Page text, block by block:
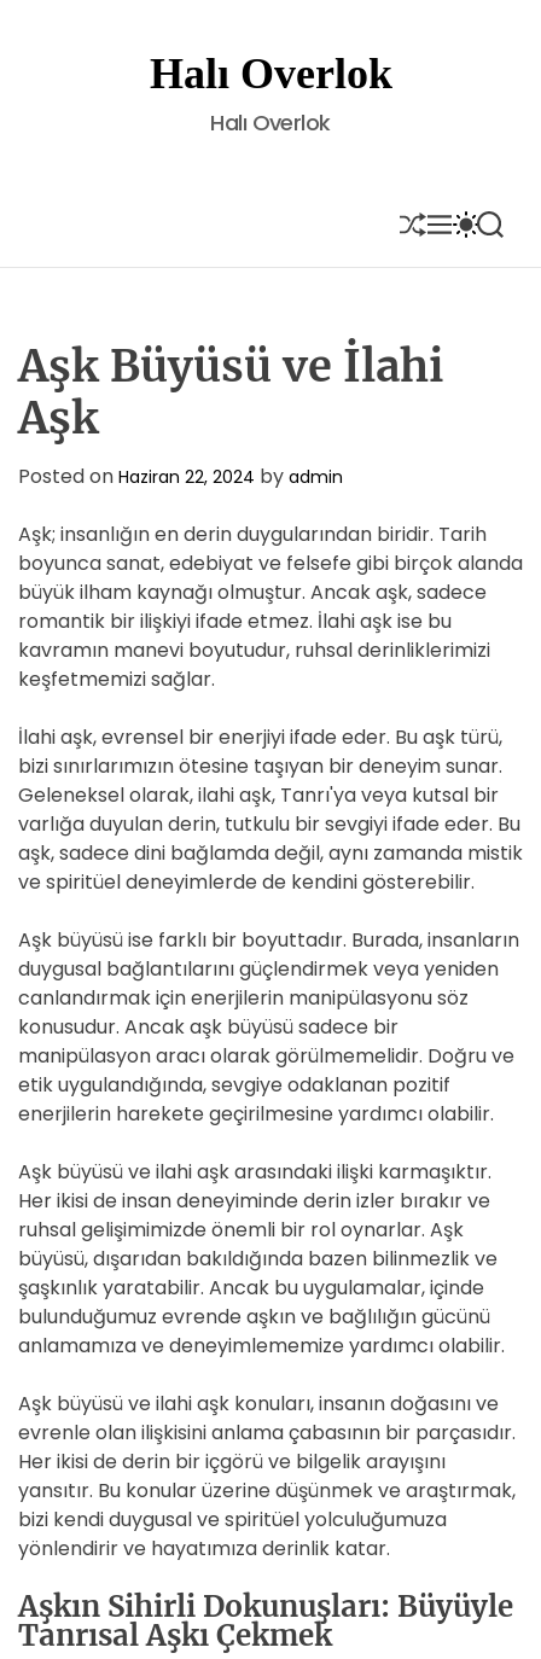
t
Halı Overlok
Halı Overlok
S
H
U
E
M
E
N
S
W
I
E
S
E
A
Aşk Büyüsü ve İlahi
Aşk
Posted on Haziran 22, 2024 by admin
Aşk; insanlığın en derin duygularından biridir. Tarih
boyunca sanat, edebiyat ve felsefe gibi birçok alanda
büyük ilham kaynağı olmuştur. Ancak aşk, sadece
romantik bir ilişkiyi ifade etmez. İlahi aşk ise bu
kavramın manevi boyutudur, ruhsal derinliklerimizi
keşfetmemizi sağlar.
İlahi aşk, evrensel bir enerjiyi ifade eder. Bu aşk türü,
bizi sınırlarımızın ötesine taşıyan bir deneyim sunar.
Geleneksel olarak, ilahi aşk, Tanrı'ya veya kutsal bir
varlığa duyulan derin, tutkulu bir sevgiyi ifade eder. Bu
aşk, sadece dini bağlamda değil, aynı zamanda mistik
ve spiritüel deneyimlerde de kendini gösterebilir.
Aşk büyüsü ise farklı bir boyuttadır. Burada, insanların
duygusal bağlantılarını güçlendirmek veya yeniden
canlandırmak için enerjilerin manipülasyonu söz
konusudur. Ancak aşk büyüsü sadece bir
manipülasyon aracı olarak görülmemelidir. Doğru ve
etik uygulandığında, sevgiye odaklanan pozitif
enerjilerin harekete geçirilmesine yardımcı olabilir.
Aşk büyüsü ve ilahi aşk arasındaki ilişki karmaşıktır.
Her ikisi de insan deneyiminde derin izler bırakır ve
ruhsal gelişimimizde önemli bir rol oynarlar. Aşk
büyüsü, dışarıdan bakıldığında bazen bilinmezlik ve
şaşkınlık yaratabilir. Ancak bu uygulamalar, içinde
bulunduğumuz evrende aşkın ve bağlılığın gücünü
anlamamıza ve deneyimlememize yardımcı olabilir.
Aşk büyüsü ve ilahi aşk konuları, insanın doğasını ve
evrenle olan ilişkisini anlama çabasının bir parçasıdır.
Her ikisi de derin bir içgörü ve bilgelik arayışını
yansıtır. Bu konular üzerine düşünmek ve araştırmak,
bizi kendi duygusal ve spiritüel yolculuğumuza
yönlendirir ve hayatımıza derinlik katar.
Aşkın Sihirli Dokunuşları: Büyüyle
Tanrısal Aşkı Çekmek